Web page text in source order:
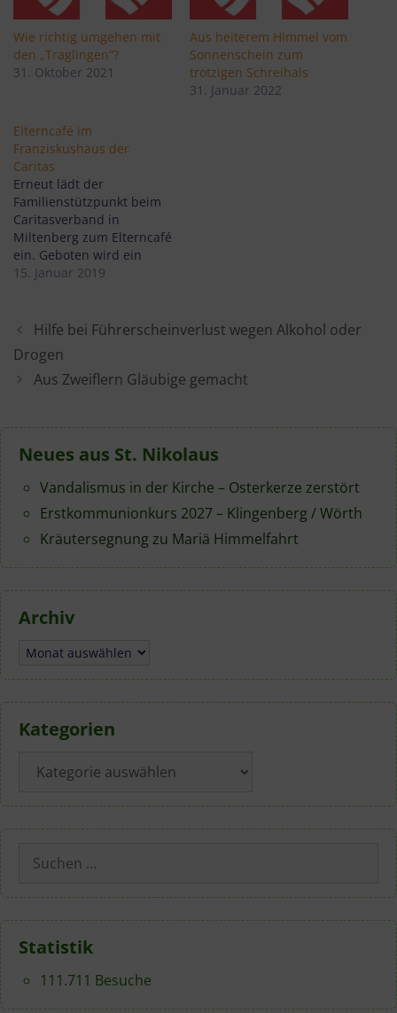
Wie richtig umgehen mit
den „Traglingen“?
31. Oktober 2021
Aus heiterem Himmel vom
Sonnenschein zum
trotzigen Schreihals
31. Januar 2022
Elterncafé im
Franziskushaus der
Caritas
Erneut lädt der
Familienstützpunkt beim
Caritasverband in
Miltenberg zum Elterncafé
ein. Geboten wird ein
offener Treffpunkt für
Patchworkeltern und
Erziehungsverantwortung
aus dem Raum
15. Januar 2019
Hilfe bei Führerscheinverlust wegen Alkohol oder
Drogen
Aus Zweiflern Gläubige gemacht
Neues aus St. Nikolaus
Vandalismus in der Kirche – Osterkerze zerstört
Erstkommunionkurs 2027 – Klingenberg / Wörth
Kräutersegnung zu Mariä Himmelfahrt
Archiv
Archiv
Kategorien
Suchen
nach:
Statistik
111.711 Besuche